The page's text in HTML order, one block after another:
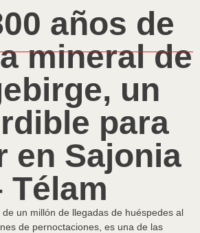
años de
mineral de
un
para
en Sajonia
Télam
un millón de llegadas de huéspedes al
de pernoctaciones, es una de las